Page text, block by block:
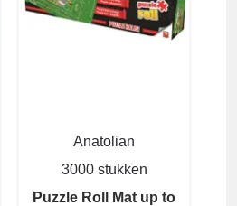
Anatolian
3000 stukken
Puzzle Roll Mat up to